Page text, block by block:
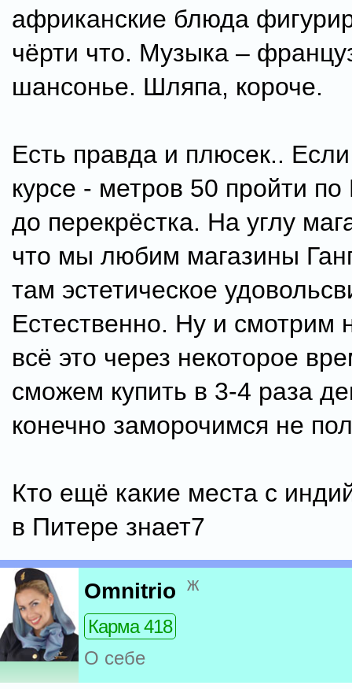
африканские блюда
чёрти что. Музыка –
шансонье. Шляпа, короче.
Есть правда и плюсек..
курсе - метров 50 пройти по
до перекрёстка. На углу
что мы любим магазины
там эстетическое
Естественно. Ну и смотрим
всё это через некоторое
сможем купить в 3-4 раза
конечно заморочимся не
Кто ещё какие места с
в Питере знает7
Omnitrio ж
Карма 418
О себе